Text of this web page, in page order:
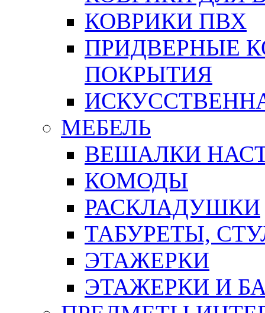
КОВРИКИ ПВХ
ПРИДВЕРНЫЕ
ПОКРЫТИЯ
МЕБЕЛЬ
ВЕШАЛКИ
КОМОДЫ
РАСКЛАДУШКИ
ТАБУРЕТЫ,
ЭТАЖЕРКИ
ЭТАЖЕРКИ И